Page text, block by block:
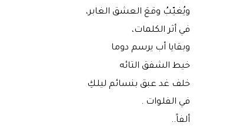
ويُغيّبُ وقعَ العشق الغابر،
في أثر الكلمات،
وبقايا أب يرسم دوما
خيط الشفق التائه
خلف غد عبق بنسائم ليلكِ
في الفلوات .
ألفاً..